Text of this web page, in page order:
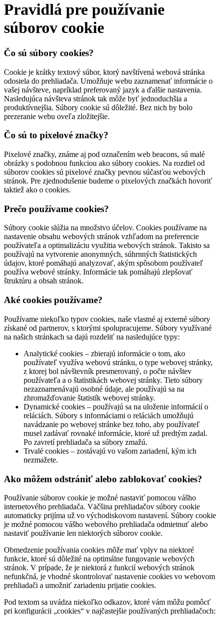
Pravidlá pre používanie
súborov cookie
Čo sú súbory cookies?
Cookie je krátky textový súbor, ktorý navštívená webová stránka
odosiela do prehliadača. Umožňuje webu zaznamenať informácie o
vašej návšteve, napríklad preferovaný jazyk a ďalšie nastavenia.
Nasledujúca návšteva stránok tak môže byť jednoduchšia a
produktívnejšia. Súbory cookie sú dôležité. Bez nich by bolo
prezeranie webu oveľa zložitejšie.
Čo sú to pixelové značky?
Pixelové značky, známe aj pod označením web beacons, sú malé
obrázky s podobnou funkciou ako súbory cookies. Na rozdiel od
súborov cookies sú pixelové značky pevnou súčasťou webových
stránok. Pre zjednodušenie budeme o pixelových značkách hovoriť
taktiež ako o cookies.
Prečo používame cookies?
Súbory cookie slúžia na množstvo účelov. Cookies používame na
nastavenie obsahu webových stránok vzhľadom na preferencie
používateľa a optimalizáciu využitia webových stránok. Takisto sa
používajú na vytvorenie anonymných, súhrnných štatistických
údajov, ktoré pomáhajú analyzovať, akým spôsobom používateľ
používa webové stránky. Informácie tak pomáhajú zlepšovať
štruktúru a obsah stránok.
Aké cookies používame?
Používame niekoľko typov cookies, naše vlastné aj externé súbory
získané od partnerov, s ktorými spolupracujeme. Súbory využívané
na našich stránkach sa dajú rozdeliť na nasledujúce typy:
Analytické cookies – zbierajú informácie o tom, ako
používateľ využíva webovú stránku, o type webovej stránky,
z ktorej bol návštevník presmerovaný, o počte návštev
používateľa a o štatistikách webovej stránky. Tieto súbory
nezaznamenávajú osobné údaje, ale používajú sa na
zhromažďovanie štatistík webovej stránky.
Dynamické cookies – používajú sa na uloženie informácií o
reláciách. Súbory s informáciami o reláciách umožňujú
navádzanie po webovej stránke bez toho, aby používateľ
musel zadávať rovnaké informácie, ktoré už predtým zadal.
Po zavretí prehliadača sa súbory zmažú.
Trvalé cookies – zostávajú vo vašom zariadení, kým ich
nezmažete.
Ako môžem odstrániť alebo zablokovať cookies?
Používanie súborov cookie je možné nastaviť pomocou vášho
internetového prehliadača. Väčšina prehliadačov súbory cookie
automaticky prijíma už vo východiskovom nastavení. Súbory cookie
je možné pomocou vášho webového prehliadača odmietnuť alebo
nastaviť používanie len niektorých súborov cookie.
Obmedzenie používania cookies môže mať vplyv na niektoré
funkcie, ktoré sú dôležité na optimálne fungovanie webových
stránok. V prípade, že je niektorá z funkcií webových stránok
nefunkčná, je vhodné skontrolovať nastavenie cookies vo webovom
prehliadači a umožniť zariadeniu prijatie cookies.
Pod textom sa uvádza niekoľko odkazov, ktoré vám môžu pomôcť
pri konfigurácii „cookies“ v najčastejšie používaných prehliadačoch: